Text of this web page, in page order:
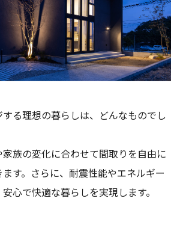
る理想の暮らしは、どんなものでし
族の変化に合わせて間取りを自由に
す。さらに、耐震性能やエネルギー
心で快適な暮らしを実現します。